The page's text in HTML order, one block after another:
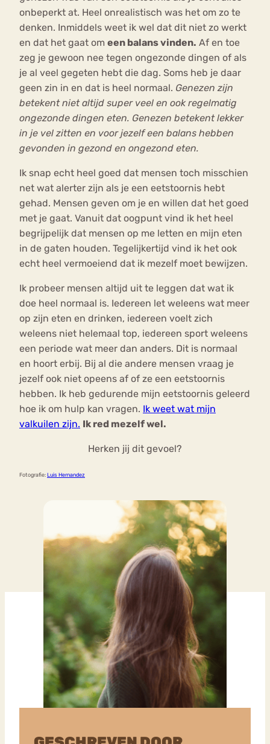
onbeperkt at. Heel onrealistisch was het om zo te
denken. Inmiddels weet ik wel dat dit niet zo werkt
en dat het gaat om een balans vinden. Af en toe
zeg je gewoon nee tegen ongezonde dingen of als
je al veel gegeten hebt die dag. Soms heb je daar
geen zin in en dat is heel normaal. Genezen zijn
betekent niet altijd super veel en ook regelmatig
ongezonde dingen eten. Genezen betekent lekker
in je vel zitten en voor jezelf een balans hebben
gevonden in gezond en ongezond eten.
Ik snap echt heel goed dat mensen toch misschien
net wat alerter zijn als je een eetstoornis hebt
gehad. Mensen geven om je en willen dat het goed
met je gaat. Vanuit dat oogpunt vind ik het heel
begrijpelijk dat mensen op me letten en mijn eten
in de gaten houden. Tegelijkertijd vind ik het ook
echt heel vermoeiend dat ik mezelf moet bewijzen.
Ik probeer mensen altijd uit te leggen dat wat ik
doe heel normaal is. Iedereen let weleens wat meer
op zijn eten en drinken, iedereen voelt zich
weleens niet helemaal top, iedereen sport weleens
een periode wat meer dan anders. Dit is normaal
en hoort erbij. Bij al die andere mensen vraag je
jezelf ook niet opeens af of ze een eetstoornis
hebben. Ik heb gedurende mijn eetstoornis geleerd
hoe ik om hulp kan vragen. Ik weet wat mijn
valkuilen zijn. Ik red mezelf wel.
Herken jij dit gevoel?
Fotografie: Luis Hernandez